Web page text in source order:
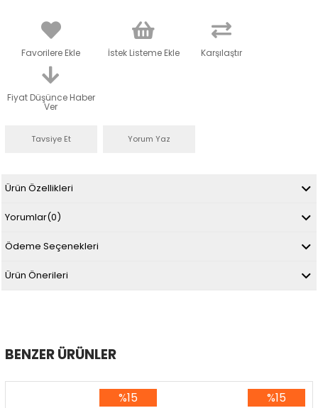
Favorilere Ekle İstek Listeme Ekle Karşılaştır
Fiyat Düşünce Haber
Ver
Tavsiye Et Yorum Yaz
Ürün Özellikleri
Yorumlar(0)
Ödeme Seçenekleri
Ürün Önerileri
BENZER ÜRÜNLER
%15
%15